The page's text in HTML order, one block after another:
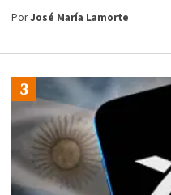
PorJosé María Lamorte